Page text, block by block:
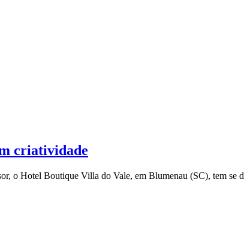
criatividade
o Hotel Boutique Villa do Vale, em Blumenau (SC), tem se